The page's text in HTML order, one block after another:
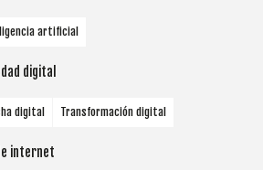
artificial
digital
digital Transformación digital
internet